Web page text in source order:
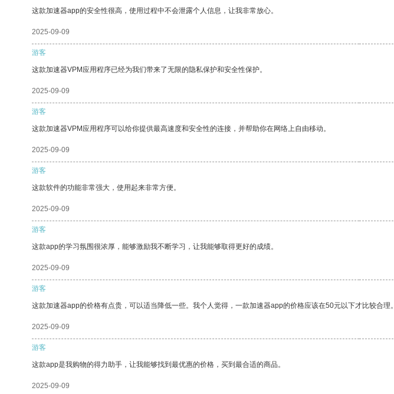
这款加速器app的安全性很高，使用过程中不会泄露个人信息，让我非常放心。
2025-09-09
游客
这款加速器VPM应用程序已经为我们带来了无限的隐私保护和安全性保护。
2025-09-09
游客
这款加速器VPM应用程序可以给你提供最高速度和安全性的连接，并帮助你在网络上自由移动。
2025-09-09
游客
这款软件的功能非常强大，使用起来非常方便。
2025-09-09
游客
这款app的学习氛围很浓厚，能够激励我不断学习，让我能够取得更好的成绩。
2025-09-09
游客
这款加速器app的价格有点贵，可以适当降低一些。我个人觉得，一款加速器app的价格应该在50元以下才比较合理。
2025-09-09
游客
这款app是我购物的得力助手，让我能够找到最优惠的价格，买到最合适的商品。
2025-09-09